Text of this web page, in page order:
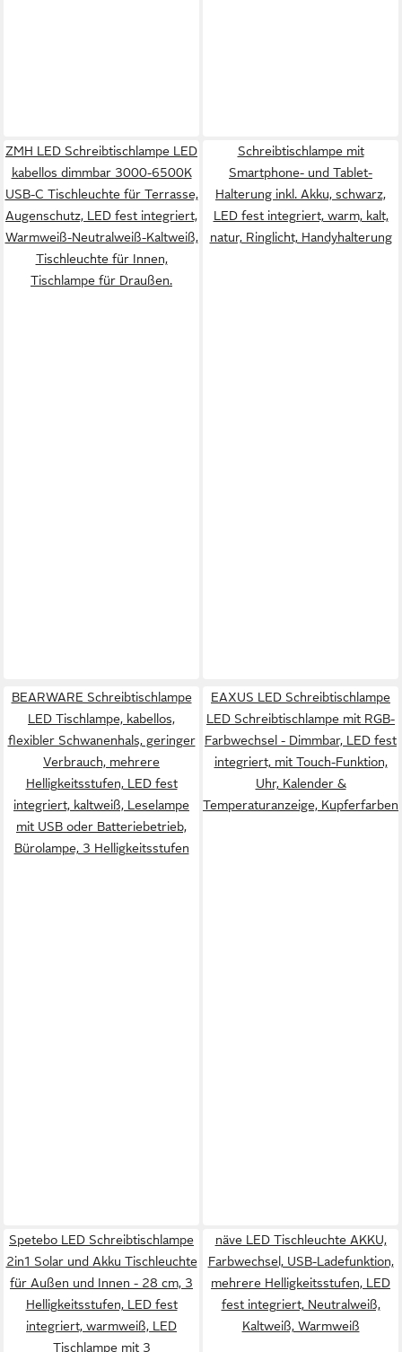
ZMH LED Schreibtischlampe LED
kabellos dimmbar 3000-6500K
USB-C Tischleuchte für Terrasse,
Augenschutz, LED fest integriert,
Warmweiß-Neutralweiß-Kaltweiß,
Tischleuchte für Innen,
Tischlampe für Draußen.
Schreibtischlampe mit
Smartphone- und Tablet-
Halterung inkl. Akku, schwarz,
LED fest integriert, warm, kalt,
natur, Ringlicht, Handyhalterung
BEARWARE Schreibtischlampe
LED Tischlampe, kabellos,
flexibler Schwanenhals, geringer
Verbrauch, mehrere
Helligkeitsstufen, LED fest
integriert, kaltweiß, Leselampe
mit USB oder Batteriebetrieb,
Bürolampe, 3 Helligkeitsstufen
EAXUS LED Schreibtischlampe
LED Schreibtischlampe mit RGB-
Farbwechsel - Dimmbar, LED fest
integriert, mit Touch-Funktion,
Uhr, Kalender &
Temperaturanzeige, Kupferfarben
Spetebo LED Schreibtischlampe
2in1 Solar und Akku Tischleuchte
für Außen und Innen - 28 cm, 3
Helligkeitsstufen, LED fest
integriert, warmweiß, LED
Tischlampe mit 3
näve LED Tischleuchte AKKU,
Farbwechsel, USB-Ladefunktion,
mehrere Helligkeitsstufen, LED
fest integriert, Neutralweiß,
Kaltweiß, Warmweiß